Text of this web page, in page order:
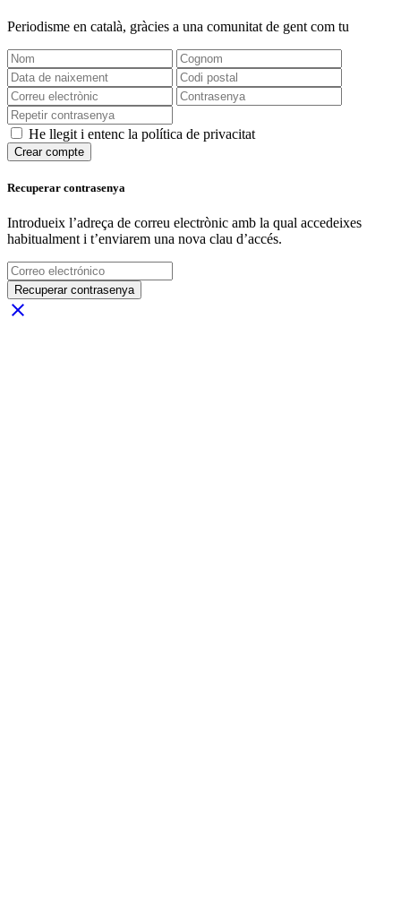
Periodisme en català, gràcies a una comunitat de gent com tu
He llegit i entenc la política de privacitat
Crear compte
Recuperar contrasenya
Introdueix l’adreça de correu electrònic amb la qual accedeixes
habitualment i t’enviarem una nova clau d’accés.
Recuperar contrasenya
close